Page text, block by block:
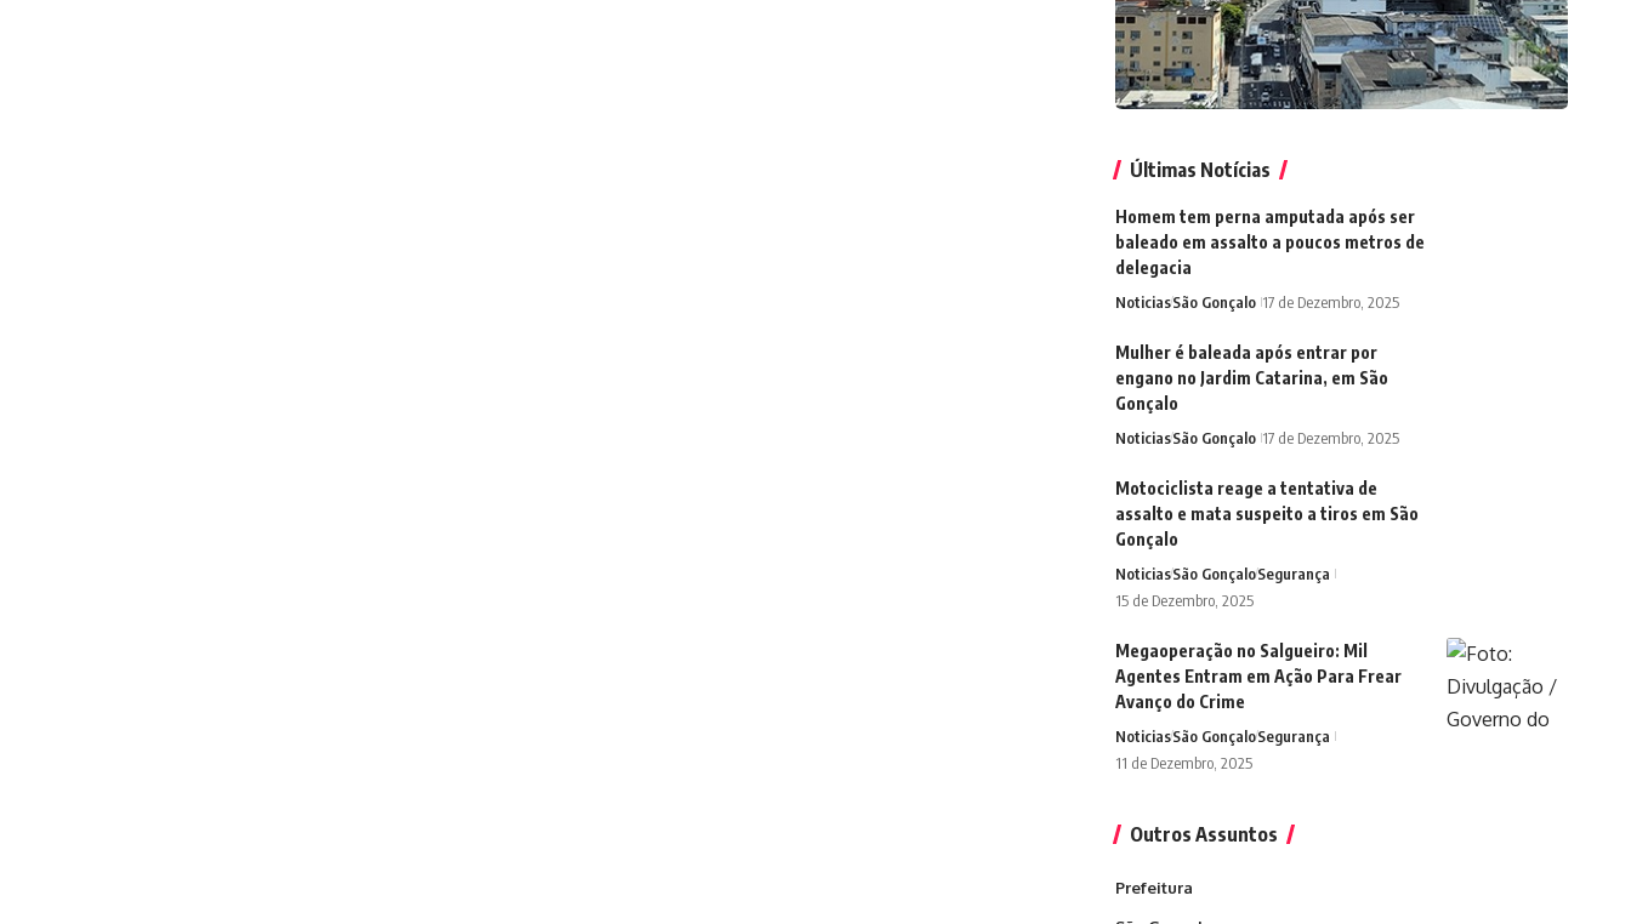
Últimas Notícias
Homem tem perna amputada após ser
baleado em assalto a poucos metros de
delegacia
NoticiasSão Gonçalo 17 de Dezembro, 2025
Mulher é baleada após entrar por
engano no Jardim Catarina, em São
Gonçalo
NoticiasSão Gonçalo 17 de Dezembro, 2025
Motociclista reage a tentativa de
assalto e mata suspeito a tiros em São
Gonçalo
NoticiasSão GonçaloSegurança
15 de Dezembro, 2025
Megaoperação no Salgueiro: Mil
Agentes Entram em Ação Para Frear
Avanço do Crime
NoticiasSão GonçaloSegurança
11 de Dezembro, 2025
Outros Assuntos
Prefeitura